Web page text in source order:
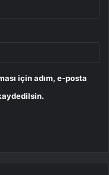
için adım, e-posta